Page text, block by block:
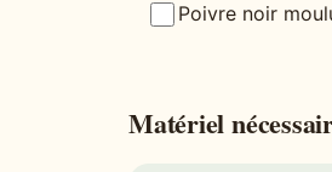
Poivre noir
Matériel